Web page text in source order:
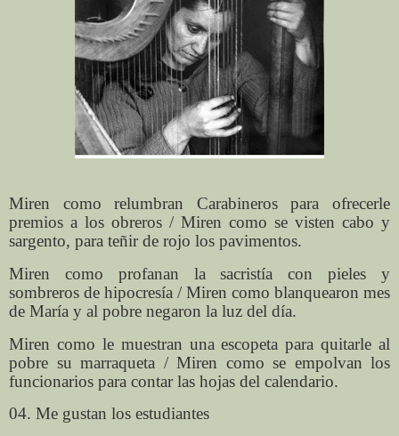
Miren como relumbran Carabineros para ofrecerle
premios a los obreros / Miren como se visten cabo y
sargento, para teñir de rojo los pavimentos.
Miren como profanan la sacristía con pieles y
sombreros de hipocresía / Miren como blanquearon mes
de María y al pobre negaron la luz del día.
Miren como le muestran una escopeta para quitarle al
pobre su marraqueta / Miren como se empolvan los
funcionarios para contar las hojas del calendario.
04. Me gustan los estudiantes